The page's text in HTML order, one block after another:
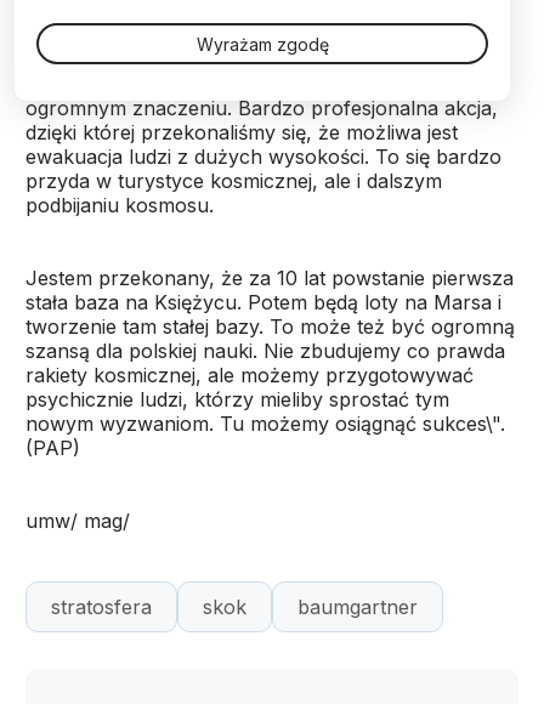
Ten skok to nie była zachcianka jednego człowieka,
ogromnym znaczeniu. Bardzo profesjonalna akcja,
dzięki której przekonaliśmy się, że możliwa jest
ewakuacja ludzi z dużych wysokości. To się bardzo
przyda w turystyce kosmicznej, ale i dalszym
podbijaniu kosmosu.
Jestem przekonany, że za 10 lat powstanie pierwsza
stała baza na Księżycu. Potem będą loty na Marsa i
tworzenie tam stałej bazy. To może też być ogromną
szansą dla polskiej nauki. Nie zbudujemy co prawda
rakiety kosmicznej, ale możemy przygotowywać
psychicznie ludzi, którzy mieliby sprostać tym
nowym wyzwaniom. Tu możemy osiągnąć sukces\".
(PAP)
umw/ mag/
stratosfera skok baumgartner
Wyrażam zgodę